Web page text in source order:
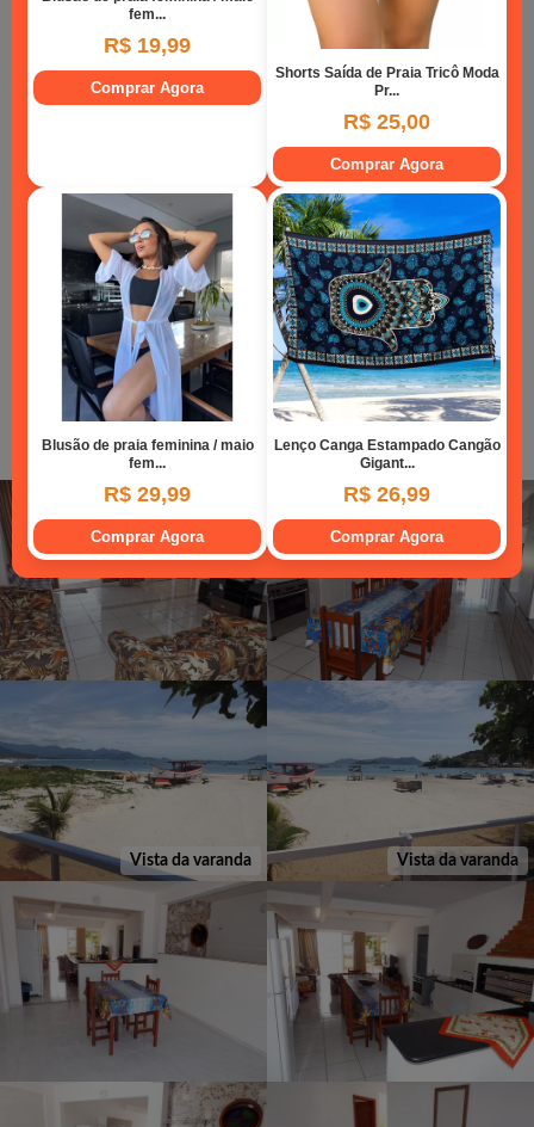
01 Beliche em um dos quartos de casal + 02
beliches no outro quarto de casal
03 Banheiros
Estacionamento privativo e exclusivo para pelo
Ampla cozinha com churrasqueira e vista para o
mar
Área para refeições com mesa para acomodar
14 pessoas sentadas com espaço e conforto
Área de serviço com tanque e máquina de lavar
roupas
Varanda com vista para o mar
Acesso exclusivo para a praia
OBS.: A suíte possui uma belíssima vista para o mar.
Vista da varanda Vista da varanda